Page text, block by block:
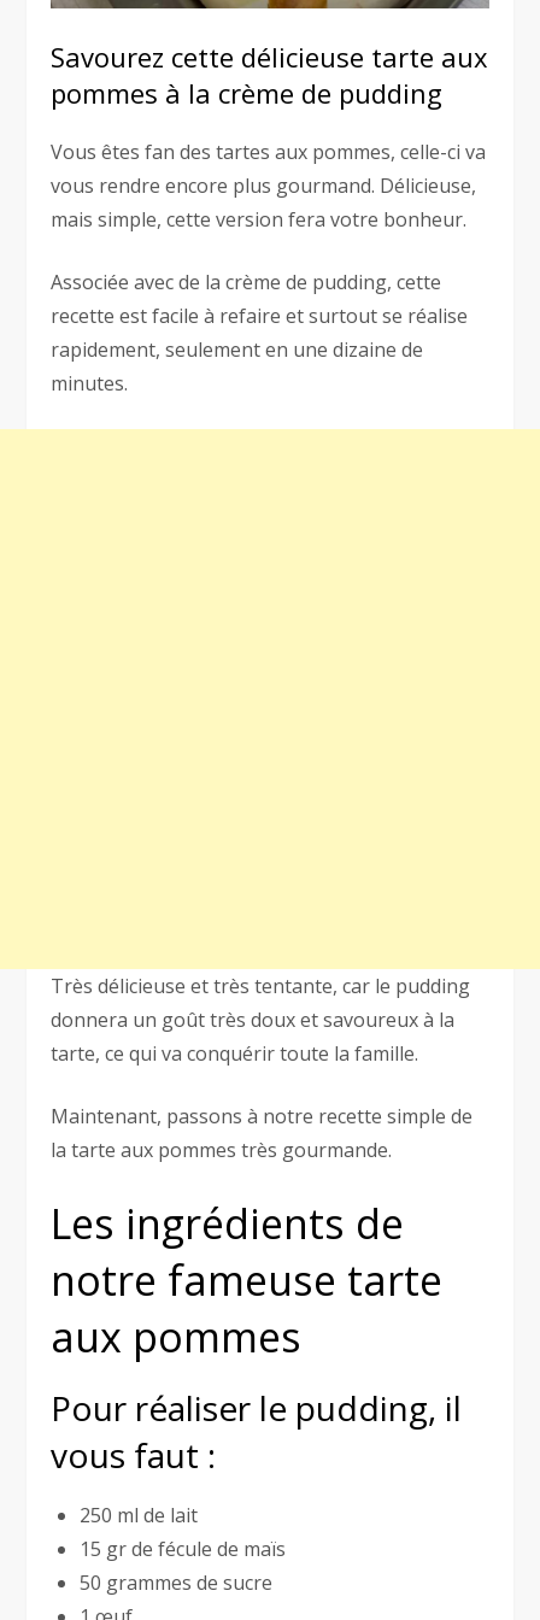
Savourez cette délicieuse tarte aux
pommes à la crème de pudding
Vous êtes fan des tartes aux pommes, celle-ci va
vous rendre encore plus gourmand. Délicieuse,
mais simple, cette version fera votre bonheur.
Associée avec de la crème de pudding, cette
recette est facile à refaire et surtout se réalise
rapidement, seulement en une dizaine de
minutes.
Très délicieuse et très tentante, car le pudding
donnera un goût très doux et savoureux à la
tarte, ce qui va conquérir toute la famille.
Maintenant, passons à notre recette simple de
la tarte aux pommes très gourmande.
Les ingrédients de
notre fameuse tarte
aux pommes
Pour réaliser le pudding, il
vous faut :
250 ml de lait
15 gr de fécule de maïs
50 grammes de sucre